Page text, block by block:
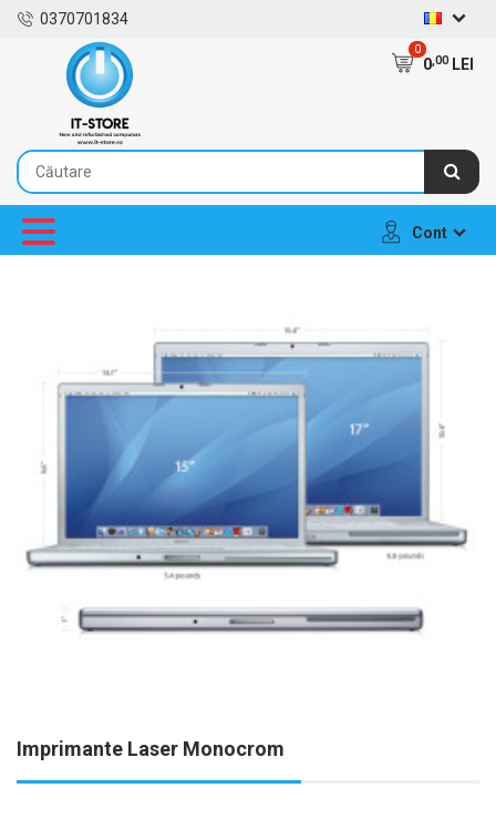
0370701834
0
0,00LEI
Cont
Imprimante Laser Monocrom